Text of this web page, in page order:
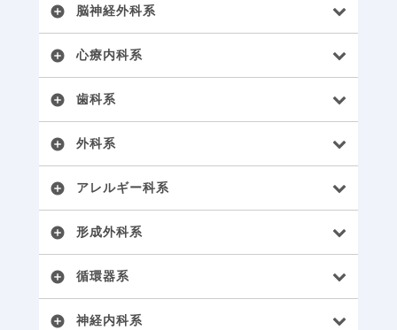
add_circle 脳神経外科系
add_circle 心療内科系
add_circle 歯科系
add_circle 外科系
add_circle アレルギー科系
add_circle 形成外科系
add_circle 循環器系
add_circle 神経内科系